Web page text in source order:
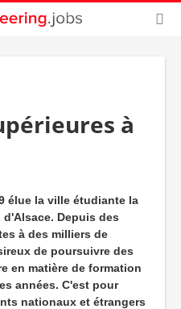
à
élue la ville étudiante la
Depuis des
à des milliers de
de poursuivre des
en matière de formation
années. C'est pour
nationaux et étrangers